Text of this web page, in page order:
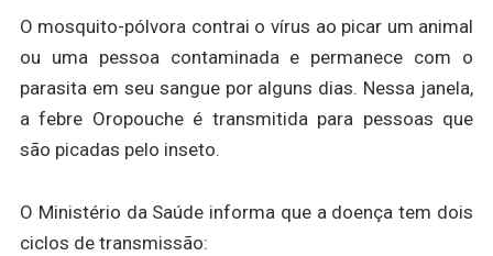
O mosquito-pólvora contrai o vírus ao picar um animal
ou uma pessoa contaminada e permanece com o
parasita em seu sangue por alguns dias. Nessa janela,
a febre Oropouche é transmitida para pessoas que
são picadas pelo inseto.
O Ministério da Saúde informa que a doença tem dois
ciclos de transmissão: